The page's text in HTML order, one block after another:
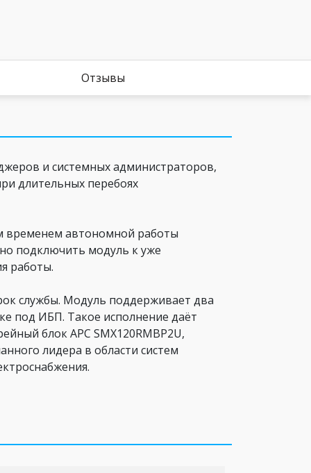
Отзывы
и системных администраторов,
длительных перебоях
временем автономной работы
подключить модуль к уже
работы.
службы. Модуль поддерживает два
под ИБП. Такое исполнение даёт
блок APC SMX120RMBP2U,
лидера в области систем